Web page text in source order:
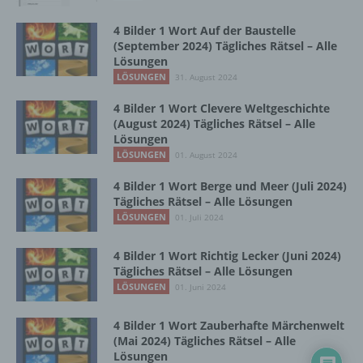
4 Bilder 1 Wort Auf der Baustelle
(September 2024) Tägliches Rätsel – Alle
Lösungen
LÖSUNGEN 31. August 2024
4 Bilder 1 Wort Clevere Weltgeschichte
(August 2024) Tägliches Rätsel – Alle
Lösungen
LÖSUNGEN 01. August 2024
4 Bilder 1 Wort Berge und Meer (Juli 2024)
Tägliches Rätsel – Alle Lösungen
LÖSUNGEN 01. Juli 2024
4 Bilder 1 Wort Richtig Lecker (Juni 2024)
Tägliches Rätsel – Alle Lösungen
LÖSUNGEN 01. Juni 2024
4 Bilder 1 Wort Zauberhafte Märchenwelt
(Mai 2024) Tägliches Rätsel – Alle
Lösungen
Daten wie das Erheben, das Erfassen, die
Organisation, das Ordnen, die Speicherung,
die Anpassung oder Veränderung, das
Auslesen, das Abfragen, die Verwendung,
Verbreitung oder eine andere Form der
Bereitstellung, den Abgleich oder die
Verknüpfung, die Einschränkung, das
Löschen oder die Vernichtung.
d) Einschränkung der Verarbeitung
Einschränkung der Verarbeitung ist die
Markierung gespeicherter
personenbezogener Daten mit dem Ziel, ihre
künftige Verarbeitung einzuschränken.
e) Profiling